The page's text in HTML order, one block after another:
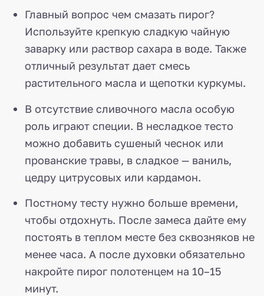
Главный вопрос чем смазать пирог?
Используйте крепкую сладкую чайную
заварку или раствор сахара в воде. Также
отличный результат дает смесь
растительного масла и щепотки куркумы.
В отсутствие сливочного масла особую
роль играют специи. В несладкое тесто
можно добавить сушеный чеснок или
прованские травы, в сладкое — ваниль,
цедру цитрусовых или кардамон.
Постному тесту нужно больше времени,
чтобы отдохнуть. После замеса дайте ему
постоять в теплом месте без сквозняков не
менее часа. А после духовки обязательно
накройте пирог полотенцем на 10–15
минут.